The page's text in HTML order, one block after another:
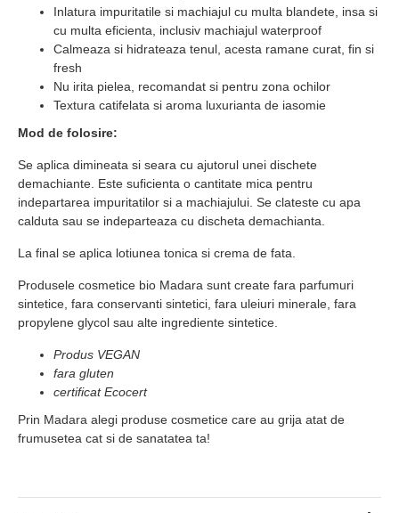
Inlatura impuritatile si machiajul cu multa blandete, insa si
cu multa eficienta, inclusiv machiajul waterproof
Calmeaza si hidrateaza tenul, acesta ramane curat, fin si
fresh
Nu irita pielea, recomandat si pentru zona ochilor
Textura catifelata si aroma luxurianta de iasomie
Mod de folosire:
Se aplica dimineata si seara cu ajutorul unei dischete
demachiante. Este suficienta o cantitate mica pentru
indepartarea impuritatilor si a machiajului. Se clateste cu apa
calduta sau se indeparteaza cu discheta demachianta.
La final se aplica lotiunea tonica si crema de fata.
Produsele cosmetice bio Madara sunt create fara parfumuri
sintetice, fara conservanti sintetici, fara uleiuri minerale, fara
propylene glycol sau alte ingrediente sintetice.
Produs VEGAN
fara gluten
certificat Ecocert
Prin Madara alegi produse cosmetice care au grija atat de
frumusetea cat si de sanatatea ta!